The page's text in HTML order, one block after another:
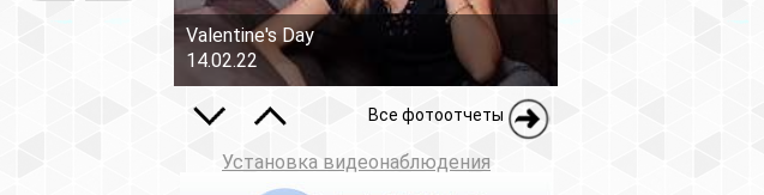
Valentine's Day
14.02.22
Все фотоотчеты
Установка видеонаблюдения